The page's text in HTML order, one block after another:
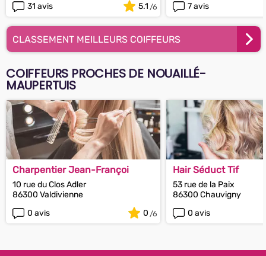
31 avis 5.1
7 avis
CLASSEMENT MEILLEURS COIFFEURS
COIFFEURS PROCHES DE NOUAILLÉ-
MAUPERTUIS
Charpentier Jean-Françoi
10 rue du Clos Adler
86300 Valdivienne
0 avis
0
Hair Séduct Tif
53 rue de la Paix
86300 Chauvigny
0 avis